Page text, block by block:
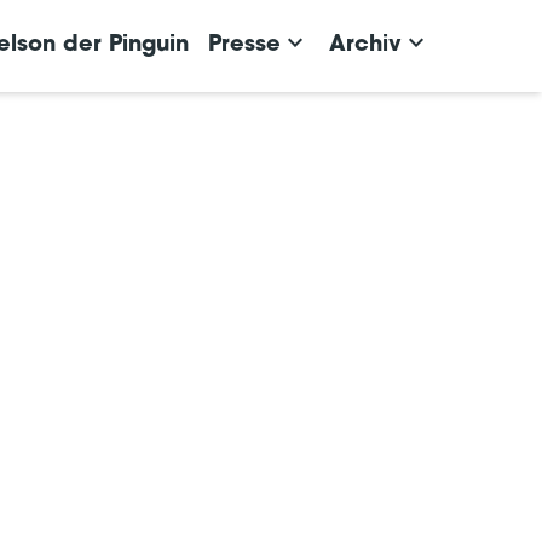
der Pinguin Presse keyboard_arrow_down Archiv keyboard_arrow_down